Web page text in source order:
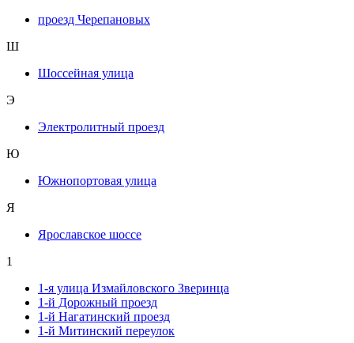
проезд Черепановых
Ш
Шоссейная улица
Э
Электролитный проезд
Ю
Южнопортовая улица
Я
Ярославское шоссе
1
1-я улица Измайловского Зверинца
1-й Дорожный проезд
1-й Нагатинский проезд
1-й Митинский переулок